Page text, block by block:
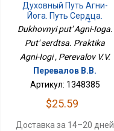
Духовный Путь Агни-
Йога. Путь Сердца.
Практика Агни-Йоги
Dukhovnyi put' Agni-Ioga.
Put' serdtsa. Praktika
Agni-Iogi , Perevalov V.V.
Перевалов В.В.
Артикул: 1348385
$25.59
Доставка за 14–20 дней